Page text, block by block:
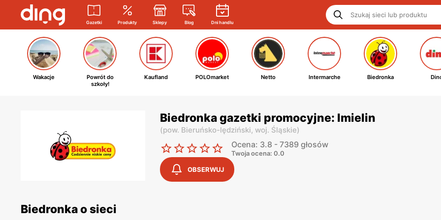
Gazetki Produkty Sklepy Blog Dni handlu
Wakacje
Powrót do
szkoły!
Kaufland POLOmarket Netto Intermarche Biedronka
Biedronka gazetki promocyjne: Imielin
(pow. Bieruńsko-lędziński, woj. Śląskie)
Ocena: 3.8 - 7389 głosów
Twoja ocena: 0.0
OBSERWUJ
Biedronka o sieci